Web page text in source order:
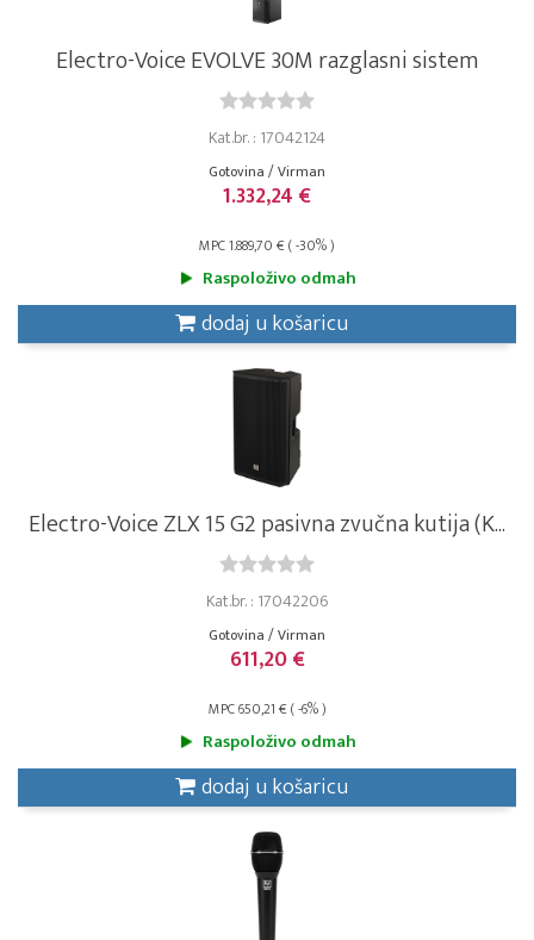
Electro-Voice EVOLVE 30M razglasni sistem
Kat.br. : 17042124
Gotovina / Virman
1.332,24 €
MPC 1.889,70 € ( -30% )
Raspoloživo odmah
dodaj u košaricu
Electro-Voice ZLX 15 G2 pasivna zvučna kutija (K...
Kat.br. : 17042206
Gotovina / Virman
611,20 €
MPC 650,21 € ( -6% )
Raspoloživo odmah
dodaj u košaricu